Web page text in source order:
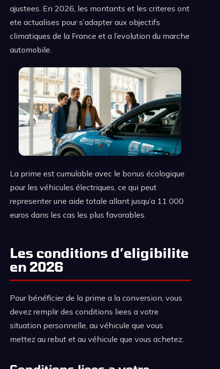
ajustees. En 2026, les montants et les criteres ont
ete actualises pour s’adapter aux objectifs
climatiques de la France et a l’evolution du marche
automobile.
La prime est cumulable avec le bonus écologique
pour les véhicules électriques, ce qui peut
representer une aide totale allant jusqu’a 11 000
euros dans les cas les plus favorables.
Les conditions d’eligibilite
en 2026
Pour bénéficier de la prime a la conversion, vous
devez remplir des conditions liees a votre
situation personnelle, au véhicule que vous
mettez au rebut et au véhicule que vous achetez.